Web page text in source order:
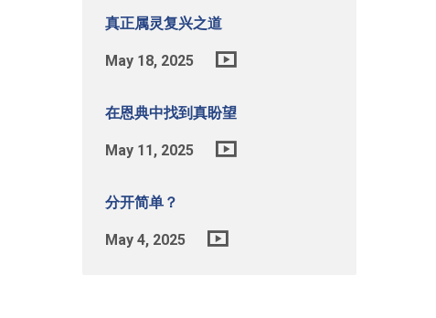
真正属灵复兴之道
May 18, 2025
在恩典中找到真盼望
May 11, 2025
分开简单？
May 4, 2025